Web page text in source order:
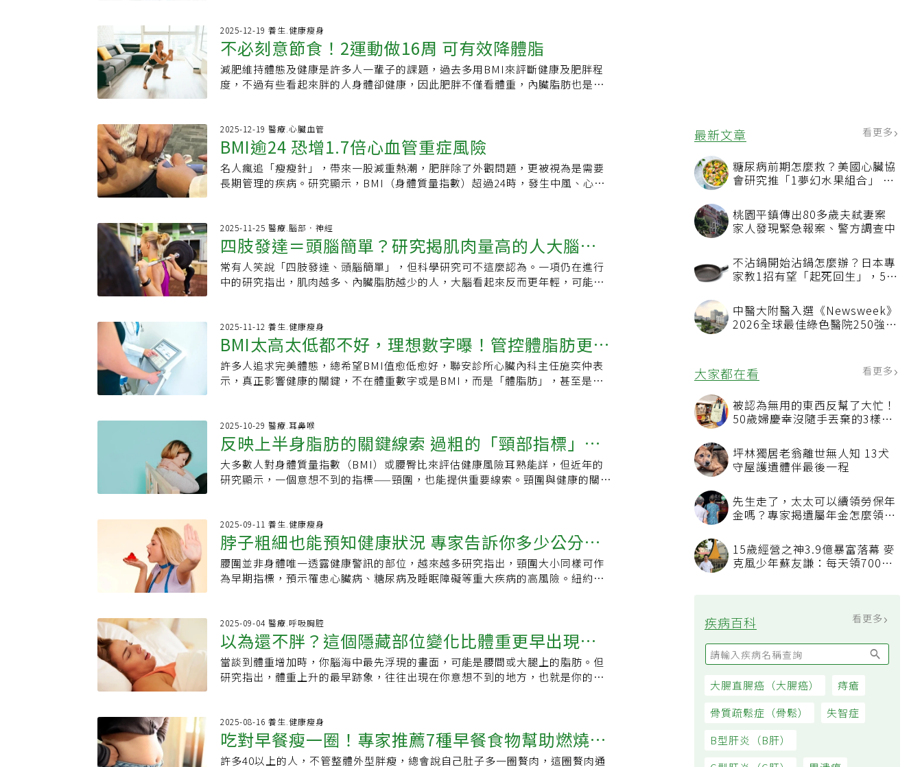
糖尿病前期怎麼救？美國心臟協
會研究推「1夢幻水果組合」 酪
梨加它改善血管功能
桃園平鎮傳出80多歲夫弒妻案
家人發現緊急報案、警方調查中
家教1招有望「起死回生」，5情
療選項。臨床研究顯示，GLP-1類藥物可幫助：●降低約20%心血管疾病風險●
三酸甘油脂下降15%-22%●壞膽固醇降低3%●好膽固醇提升3%-5%●改善脂肪
肝與肝發炎目前台灣已有與人體GLP-1相似度高達94%的藥物(瘦瘦針)，核准使用
於●體重管理●心血管疾病●代謝性脂肪肝炎根據《新英格蘭醫學期刊》
（NewEnglandJournalofMedicine,NEJM）《美國醫學會雜誌》
GLP-1協助改善肥胖、脂肪肝與心血管等疾病。Q6：中年為何減肥不能追求速
效？快速減重會帶來「脂肪記憶」的反撲。當脂肪被迅速削減時，身體會啟動保
護機制，促進進食本能想把脂肪補回來，李宜螢醫師提醒，其實減3%就會有反撲
現象。此外，快速瘦身容易導致膠原蛋白流失、臉部凹陷，甚至因營養素攝取不
足，造成肌肉流失與掉髮。合理的減重速度應以每週0.5公斤為目標，一個月約減
高血壓等慢性病。中年快速減肥易造成：●肌肉流失●掉髮●膠原蛋白流失●臉
部凹陷•代謝下降延伸閱讀：BMI過重與肥胖必看！大叔靠瘦瘦針逆轉三高慢性
病台灣成人過重及肥胖率逾50%僅2成求醫、錯誤減重陷復胖循環台灣肥胖率比日
本高10倍，醫揭真正5原因！忽視「這問題」，不但胖還累積一堆慢性病
的減脂全攻略BMI過重與肥胖必看！大叔靠瘦瘦針逆轉三高慢性病中年健檢紅
字？逆轉代謝症候群、肥胖，如何靠「瘦瘦針」降心血管疾病風險
大學運動學教授考克崁寧表示，一般人常把緩慢的散步當成很大的運動量；但從
專業角度來看，對身體健康者如此運動量有限。外科名醫江坤俊在節目《健康
2.0》指出，如果要靠走路鍛鋉身體，一定要「正確」走路才有用，不是糾結在
「日行萬步」這個過時觀念，而要掌握2個原則：速度要快、步伐要大要寬。速度
斑馬線的距離。掌握這二個重點快走，就能達到運動功效。資料來源／玲姐優雅
老去
型）、下腹突出（下腹部突出的隱性肥胖型），針對這三種脂肪堆積類型，有各
自適合的減脂方法。1.下半身肥胖下半身肥胖也就是俗稱的梨形身材，是皮下脂
肪容易堆積在下半身，例如：臀部、下腹部和大腿的體型，減去皮下脂肪需要耐
心和一定的努力才能看到變化。有效的方法是「控制熱量攝取」，最好結合肌肉
訓練和有氧運動，飲食上要注意碳水化合物和脂肪的種類和份量。下半身肥胖也
形成惡性循環。針對水腫的問題，日常生活中務必注意補充水分加強代謝，建議
每日飲水量為1.5至2公升，同時養成輕度運動的習慣，讓身體流汗，按摩和伸展
骨盆、腿部區域可以幫助改善血液循環。2.腹部肥胖型也是常聽見的「蘋果型」
身材，容易在腹部和背部上半身部位堆積脂肪，多見於內臟脂肪較高的人。「有
物等富含膳食纖維碳水化合物的補充，飲品的話推薦含有多酚的無糖黑咖啡，並
建議採用「纖維→蛋白質→主食」的進食順序。3.下腹部突出的隱性肥胖型這種
類型往往是因為50歲以後支撐內臟器官的骨盆底肌肉退化，導致內臟下垂、下腹
部隆起。骨盆底肌和腰部周圍肌肉力量不足，駝背、弓背、O型腿等不良姿勢，
都會讓下腹部突出的情況更明顯。隱性肥胖型族群建議先從「矯正站立、行走和
慣。想要增強骨盆底肌的力量，可以練習凱格爾運動，仰臥在瑜珈軟墊上抬起臀
部保持幾秒鐘，然後慢慢地將脊椎、下背部和臀部放回地面。
切相關 在2024年《Nutrients》有篇review的文獻，列出「預防子宮肌瘤的生活
方式干預、飲食和環境實踐策略」，由於子宮肌瘤跟體內和外在環境的荷爾蒙攝
取、代謝異常有關，故積極建議如下： 1、增強消化道、肝臟和腎臟功能。2、避
免慢性疾病的產生。3、減少壓力：慢性心理壓力可能會將子宮肌瘤的風險提高
瘤的發展潛在關聯） 這些食物與物品 可能默默增加子宮肌瘤風險 以下是要避免
的食物跟物品： 1、酒精類的攝取2、加工製品和精製碳水化合物3、含糖飲料4、
不健康的脂肪5、高飽和脂肪（肉類）和反式脂肪6、紅肉7、全脂乳製品8、塑化
膠（鄰苯二甲酸），少用塑膠製品 不是先怪豆類 而是先排除真正的高風險因子
王姿允強調，目前子宮肌瘤和豆類製品的研究出現不一致的結果，除非妳完全
是高脂肪高糖跟加工製品，豆類真的很無辜。【延伸閱讀】 ·40歲後一半女性中
鏢！醫點名「子宮肌瘤3大徵兆」 頻尿、便秘別忽略 ·子宮肌瘤一定要開刀嗎?會
導致不孕症嗎?出現1症狀，一定要積極處裡
思，逐一解析如下，幫助民眾了解糖尿病。迷思一：只有胖子才會得糖尿病？糖
尿病確實與肥胖高度相關，但「不胖不代表安全」。尤其亞洲人體質特殊，即使
體重正常，也可能有內臟脂肪偏高、胰島素分泌能力不足的問題。在臨床上，有
許多看起來清瘦但是確診第二型糖尿病的患者，是否罹患糖尿病的關鍵不只在體
重，而在胰島素是否足夠的問題，現代人三餐不定時，大多是胰島素阻抗的候選
時，胰臟分泌胰島素的功能其實已損失約一半；真正被診斷為糖尿病時，胰臟功
能往往只剩下兩到三成。糖尿病前期並非「沒事」，根據研究顯示，糖尿病前期
患者五年內轉為糖尿病的風險可高達五成，若未及早介入，心血管疾病、腎臟病
變的風險也會同步升高。迷思三：注射胰島素會失明、截肢，甚至洗腎？不少糖
傷害血管與神經，造成視網膜病變、腎病變及末梢循環不良。打胰島素的角色，
是補足身體胰島素分泌不足、幫助穩定血糖，反而是預防併發症的重要工具。迷
思四：注射胰島素會上癮，一打就停不了？注射胰島素不會成癮，也不會有戒斷
反應，胰島素就像補充身體缺乏的荷爾蒙，有些患者在血糖嚴重失控時需要暫時
使用胰島素，待生活型態調整、體重下降、血糖改善後，經醫師評估仍有機會減
上機轉，包含遺傳、年齡、體質、內臟脂肪分布等。有些人不吃甜食，血糖仍控
制不佳；也有人愛吃甜食，卻未罹病。單靠「不吃糖」無法預防糖尿病，真正有
效的是全面性的健康管理。陳茝君提醒，糖尿病的危險因子相當廣泛，只要具備
兩項以上危險因子，如身體質量指數（BMI）超過24、腰圍過粗（男性超過90公
時，往往已進入較嚴重階段，及早檢查、及早介入，才是避免走向併發症的不二
法門。
2025-12-19 養生.健康瘦身
不必刻意節食！2運動做16周 可有效降體脂
減肥維持體態及健康是許多人一輩子的課題，過去多用BMI來評斷健康及肥胖程
度，不過有些看起來胖的人身體卻健康，因此肥胖不僅看體重，內臟脂肪也是相
12.56%體脂。中強度有氧運動+高強度間歇訓練有效減脂內臟脂肪肥胖是很多現
代人的健康問題，張祐瑄以「序貫多重隨機試驗」找出最適合社區肥胖者減少內
臟脂肪的運動順序，研究發現，8周實行中等強度有氧運動，能有效降低內臟脂
肪；高強度間歇訓練者，宜連續16周且不中途更換運動形式，可達最佳減脂效
果。張祐瑄指出，由於肥胖成因複雜且具個體差異，此項研究是針對40至64歲男
受試者進行每周3次、每次30分鐘「中強度有氧運動」，或每次20分鐘「高強度
間歇訓練」。結果發現以短期8周成效來看，有氧運動在降低內臟脂肪方面效果較
突出。有氧運動是透過規律、持續地消耗氧氣來提供能量的運動，訓練心肺耐
力、燃燒熱量和脂肪，包括慢跑、游泳、快走。高強度間歇運動是在短時間訓練
不彰的民眾轉換運動模式，再實施第二階段8周運動。長期來看，有氧運動與高強
度間歇訓練對減少內臟脂肪的效果並沒有顯著差異，有氧平均可減少12.5%、高
強度間歇則是8.7%，無論初始選擇何種模式，凡是持續16周堅持同一種運動，維
持「穩定性」才是減脂致勝關鍵。
2025-12-19 醫療.心臟血管
BMI逾24 恐增1.7倍心血管重症風險
名人瘋追「瘦瘦針」，帶來一股減重熱潮，肥胖除了外觀問題，更被視為是需要
長期管理的疾病。研究顯示，BMI（身體質量指數）超過24時，發生中風、心肌
教醫院減重中心主任周莒光指出，今年美國肥胖周發表一項臨床試驗結果，研究
對象為BMI24至30的過重及輕度肥胖、接受特定GLP-1藥物治療的亞洲族群，受
試者三分之一來自台灣，平均41歲、腰圍95公分。這群人最容易被忽略肥胖問
題，且潛藏心血管與代謝風險。周莒光說，這項研究是首次發表的台灣人使用減
重藥物之數據。研究顯示，在標準化飲食、運動與醫療監測下，使用特定GLP-1
般人擔心的「大量減掉肌肉」。周莒光表示，研究結果反映出只要遵循醫囑、正
確用藥，配合飲食運動，可有效減去脂肪、保留肌肉，改善代謝健康。「有一點
肉比較好。」周莒光說，許多民眾有「健康胖」的迷思，只超標一點對健康不會
有影響。事實上，亞洲族群因體脂肪分布及代謝特性，包括較高的內臟脂肪比
升。台灣肥胖醫學會在2025年更新肥胖治療指引，建議BMI24以上就要開始體重
控制，若經過3至6個月未達減重目標，生活習慣調整失敗，可在專業醫療團隊監
測使用減重藥物輔助。周莒光強調，成功的減重是建立長期習慣，包括飲食調
整、規律運動、生活習慣。針對過重族群，肥胖治療基礎仍以飲食控制與規律運
動等為主，必要時才輔以減重藥物。延伸閱讀：醫師點破中年減肥最大盲點！遠
2025-11-25 醫療.腦部．神經
四肢發達＝頭腦簡單？研究揭肌肉量高的人大腦看
起來更年輕
常有人笑說「四肢發達、頭腦簡單」，但科學研究可不這麼認為。一項仍在進行
中的研究指出，肌肉越多、內臟脂肪越少的人，大腦看起來反而更年輕，可能意
肪長期被認為與高血壓、糖尿病、心血管疾病等重大慢性病風險上升相關。該研
究團隊分析一千多名平均55歲的健康成年人，利用全身磁振造影(MRI)衡量肌肉
量、內臟脂肪與皮下脂肪，同時以腦部MRI搭配人工智慧演算法估算大腦年齡。
結果顯示：．內臟脂肪與肌肉比率越高，大腦年齡越老．肌肉量越多，大腦年齡
越年輕．皮下脂肪與大腦老化沒有明顯關聯研究主要作者Cyrus Raji博士表示，肌
脂肪增加。研究者認為，這些變化不只是影響外觀或代謝狀態，也可能反映在大
腦結構上。研究結果同時突顯了增肌與減少內臟脂肪的健康價值。Raji博士指
出，這些身體組成的改變是可以透過生活型態達成的，可能是維持大腦健康的具
體方向。近年廣受討論的減重藥物（例如GLP-1受體促效劑：Ozempic、
降低內臟脂肪，同時儘可能保留肌肉量。值得注意的是，這是一項相關性研究，
而非證明因果關係的臨床試驗。研究目前仍在進行中，尚無法直接下結論說，增
加肌肉一定能預防失智症，或是減少內臟脂肪就能避免阿茲海默症。但結果確實
提供了一項值得關注的線索，即身體組成可能是大腦健康的重要指標。為何內臟
脂肪可能影響大腦？科學家推測，內臟脂肪容易造成慢性發炎、代謝異常及壞膽
肪：．規律阻力訓練（重量訓練、徒手訓練）．有氧運動．高蛋白、少精製糖的
飲食．維持健康體重．減少久坐這些方法已被證實對代謝與心血管健康有益，也
可能同步支持大腦健康。【資料來源】．More Muscle, Less Belly Fat Slows
Brain Aging．Scientists pinpoint the body type which can protect you
2025-11-12 養生.健康瘦身
BMI太高太低都不好，理想數字曝！管控體脂肪更重
要
許多人追求完美體態，總希望BMI值愈低愈好，聯安診所心臟內科主任施奕仲表
示，真正影響健康的關鍵，不在體重數字或是BMI，而是「體脂肪」，甚至是體
職棒球星大谷翔平為例，這位投手、打者兼具的「二刀流」，身高193公分、體重
約95公斤，如果照BMI（身體質量指數）來算，25.5屬於「過重」範圍，但被比
喻為非常強壯。許多運動員也是相同狀況，肌肉量高的人可能被誤判為過重或肥
胖，因此，體脂率更能準確反映身體組成。「BMI無法區分肌肉與脂肪的差
異。」施奕仲說，同樣的身高體重，有人看起來緊實結實，有人卻顯得鬆軟臃
「Sick fat」及「Fat mass」這兩個學術用語逐漸被用來解釋肥胖帶來的健康危
害。●病態脂肪病（Sick Fat Disease）：因白色脂肪過量囤積在腹部，引發一
連串的荷爾蒙問題，導致身體慢性發炎、胰島素阻抗、代謝症候群，進而成為心
血管疾病，是化學性的病變。●脂肪質量病（Fat Mass Disease）：與脂肪的物
個案是否屬於上述兩種肥胖型態，可以讓減重目標不再只是「瘦下來」，而是
「治好脂肪病」，改善代謝、抗發炎、修復內分泌失衡等。施奕仲強調，體脂過
高，通常都是因為長期熱量過剩，身體自動將多餘的熱量轉化為脂肪儲存，因
此，「控制體脂率」比單純「減重」更重要。蘋果型肥胖 屬高風險族群體脂肪堆
積的位置，也影響體態。依照脂肪堆積的部位不同，分別為腹部凸出的「蘋果
高風險族群。施奕仲提醒，內臟脂肪過高的成因，除了吃進過多的熱量，還有長
期慢性壓力過高，壓力荷爾蒙皮質醇大量分泌，促進腹部脂肪堆積，形成「壓力
型肥胖」。這也是為什麼有些人看起來身形偏瘦，卻有內臟脂肪問題，隱藏心血
2025-10-29 醫療.耳鼻喉
反映上半身脂肪的關鍵線索 過粗的「頸部指標」其
實在警告你
大多數人對身體質量指數（BMI）或腰臀比來評估健康風險耳熟能詳，但近年的
研究顯示，一個意想不到的指標——頸圍，也能提供重要線索。頸圍與健康的關聯
的脂肪，這類脂肪與內臟脂肪高度相關，而內臟脂肪是心血管疾病與代謝異常的
重要風險因素。雖然BMI可以估計身體脂肪，但它無法分辨脂肪和肌肉的差異。
例如運動員可能BMI高，但不代表肥胖。頸圍提供了一個額外指標，有助於更精
準評估心血管和代謝健康風險。與心血管疾病的關係多項研究發現，頸圍較大的
人群心血管疾病風險升高，包括：．高血壓．心房顫動．心臟衰竭．冠狀動脈疾
調節。與糖尿病及睡眠呼吸中止症．2型糖尿病：頸圍過大與胰島素阻抗相關，即
使BMI正常也可能增加風險。．妊娠糖尿病：部分研究顯示大頸圍可能與孕期血
糖異常有關。．阻塞性睡眠呼吸中止：頸部脂肪會狹窄氣道，使呼吸在睡眠中反
覆中斷，造成白天極度疲倦，也增加心血管疾病風險。危險頸圍範圍研究和臨床
族群略有差異，僅代表警示範圍，並非診斷標準。即使BMI正常，頸圍過大也可
能提示潛在健康風險，因此不容忽視。其他頸部警訊除了粗頸，以下頸部症狀也
可能暗示健康問題：1.下垂下巴或脖子肥胖：可能與睡眠呼吸中止相關。2.前側
2025-09-11 養生.健康瘦身
脖子粗細也能預知健康狀況 專家告訴你多少公分已
透露疾病警訊
腰圍並非身體唯一透露健康警訊的部位，越來越多研究指出，頸圍大小同樣可作
為早期指標，預示罹患心臟病、糖尿病及睡眠障礙等重大疾病的高風險。紐約郵
示脂肪在體內堆積的位置。金斯頓大學講師艾哈邁德·埃爾貝迪維（Ahmed
Elbediwy）與娜汀·韋希達（Nadine Wehida）在近期發表的論文中指出，健美
運動選手可能擁有高BMI值，但顯然不是肥胖體型；此時頸圍測量便能提供更多
的觀察指標。他們說，這一指標比BMI更能精準評估上半身堆積的過量內臟脂
肪。相較於下半身脂肪，內臟脂肪因其代謝活性（metabolically active）更
嚴重併發症的可能。其影響範圍極為廣泛，科學家已證實粗頸圍與代謝異常疾病
如2型糖尿病及妊娠糖尿病的高風險有關；研究也證實其與阻塞型睡眠呼吸中止症
有明顯關聯，以致醫師常將頸圍檢測納入睡眠障礙診斷。但影響不僅於此，有研
2025-09-04 醫療.呼吸胸腔
以為還不胖？這個隱藏部位變化比體重更早出現還
偷走你的睡眠
當談到體重增加時，你腦海中最先浮現的畫面，可能是腰間或大腿上的脂肪。但
研究指出，體重上升的最早跡象，往往出現在你意想不到的地方，也就是你的舌
組織，這部分有助於食物順利滑入喉嚨。然而，當你體重上升時，這塊「隱形脂
肪」也會跟著增加。研究發現，舌頭內部脂肪增多會讓它在熟睡時下垂、壓迫氣
道，導致呼吸變得困難，甚至引發阻塞型睡眠呼吸中止症。這些變化常在鏡子照
2025-08-16 養生.健康瘦身
吃對早餐瘦一圈！專家推薦7種早餐食物幫助燃燒內
許多40以上的人，不管整體外型胖瘦，總會說自己肚子多一圈贅肉，這圈贅肉通